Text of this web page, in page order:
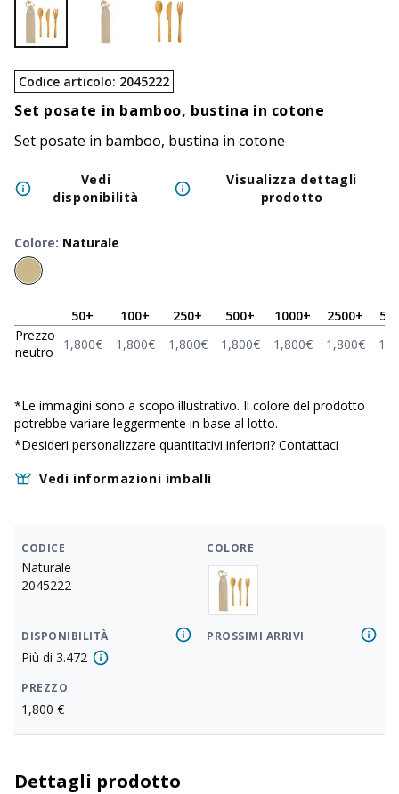
Codice articolo: 2045222
Set posate in bamboo, bustina in cotone
Set posate in bamboo, bustina in cotone
Vedi
disponibilità
Visualizza dettagli
prodotto
Colore: Naturale
50+ 100+ 250+ 500+ 1000+ 2500+
Prezzo
neutro
1,800€ 1,800€ 1,800€ 1,800€ 1,800€ 1,800€
*Le immagini sono a scopo illustrativo. Il colore del prodotto
potrebbe variare leggermente in base al lotto.
*Desideri personalizzare quantitativi inferiori? Contattaci
Vedi informazioni imballi
CODICE
Naturale
2045222
COLORE
PREZZO
1,800 €
DISPONIBILITÀ
Più di 3.472
PROSSIMI ARRIVI
Dettagli prodotto